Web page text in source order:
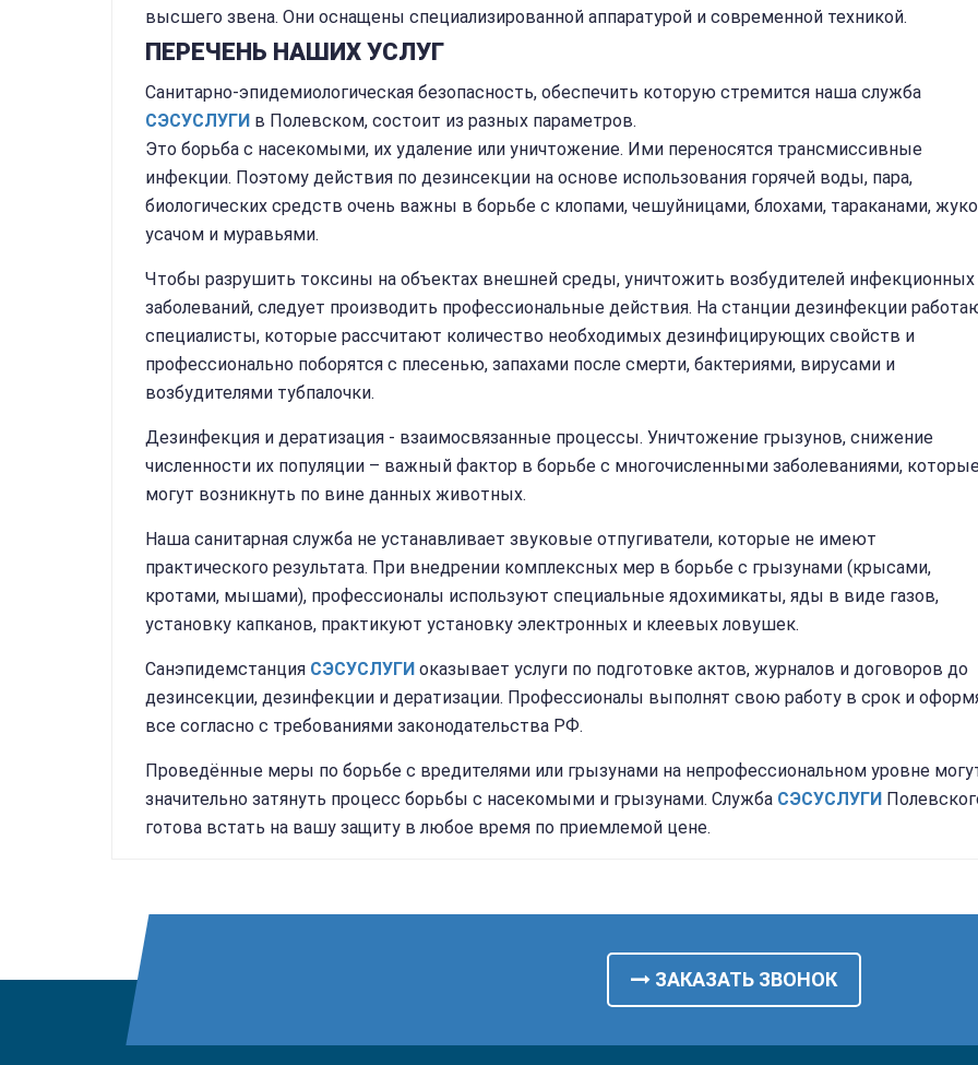
высшего звена. Они оснащены специализированной аппаратурой и современной техникой.
ПЕРЕЧЕНЬ НАШИХ УСЛУГ
Санитарно-эпидемиологическая безопасность, обеспечить которую стремится наша служба
СЭСУСЛУГИ в Полевском, состоит из разных параметров.
Это борьба с насекомыми, их удаление или уничтожение. Ими переносятся трансмиссивные
инфекции. Поэтому действия по дезинсекции на основе использования горячей воды, пара,
биологических средств очень важны в борьбе с клопами, чешуйницами, блохами, тараканами,
усачом и муравьями.
Чтобы разрушить токсины на объектах внешней среды, уничтожить возбудителей инфекционных
заболеваний, следует производить профессиональные действия. На станции дезинфекции
специалисты, которые рассчитают количество необходимых дезинфицирующих свойств и
профессионально поборятся с плесенью, запахами после смерти, бактериями, вирусами и
возбудителями тубпалочки.
Дезинфекция и дератизация - взаимосвязанные процессы. Уничтожение грызунов, снижение
численности их популяции – важный фактор в борьбе с многочисленными заболеваниями,
могут возникнуть по вине данных животных.
Наша санитарная служба не устанавливает звуковые отпугиватели, которые не имеют
практического результата. При внедрении комплексных мер в борьбе с грызунами (крысами,
кротами, мышами), профессионалы используют специальные ядохимикаты, яды в виде газов,
установку капканов, практикуют установку электронных и клеевых ловушек.
Санэпидемстанция СЭСУСЛУГИ оказывает услуги по подготовке актов, журналов и договоров до
дезинсекции, дезинфекции и дератизации. Профессионалы выполнят свою работу в срок и
все согласно с требованиями законодательства РФ.
Проведённые меры по борьбе с вредителями или грызунами на непрофессиональном уровне
значительно затянуть процесс борьбы с насекомыми и грызунами. Служба СЭСУСЛУГИ
готова встать на вашу защиту в любое время по приемлемой цене.
ЗАКАЗАТЬ ЗВОНОК